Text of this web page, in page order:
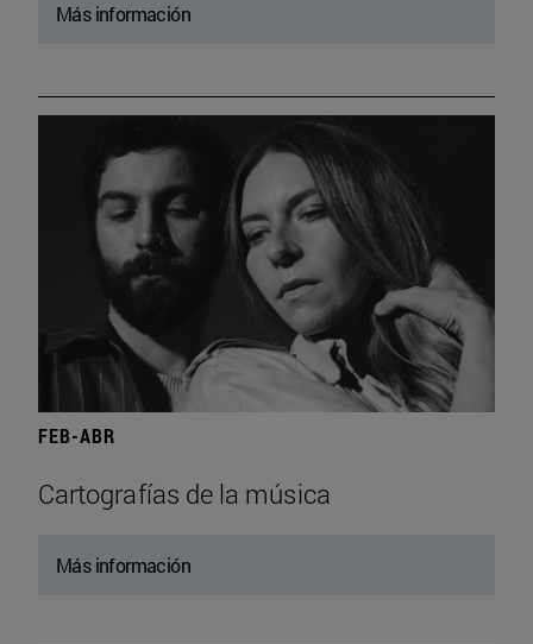
Más información
FEB-ABR
Cartografías de la música
Más información